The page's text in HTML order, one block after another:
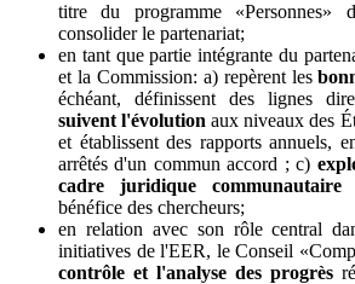
titre du programme «Personnes»
consolider le partenariat;
en tant que partie intégrante du
et la Commission: a) repèrent les
échéant, définissent des lignes
suivent l'évolutionaux niveaux des
et établissent des rapports annuels,
arrêtés d'un commun accord ; c)
cadre juridique communautaire
bénéfice des chercheurs;
en relation avec son rôle central
initiatives de l'EER, le Conseil
contrôle et l'analyse des progrès